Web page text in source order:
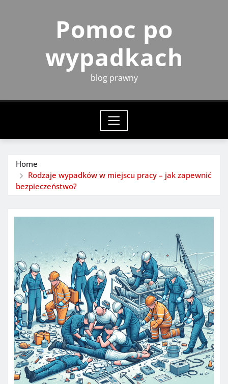
Pomoc po
wypadkach
blog prawny
Home
Rodzaje wypadków w miejscu pracy – jak zapewnić
bezpieczeństwo?